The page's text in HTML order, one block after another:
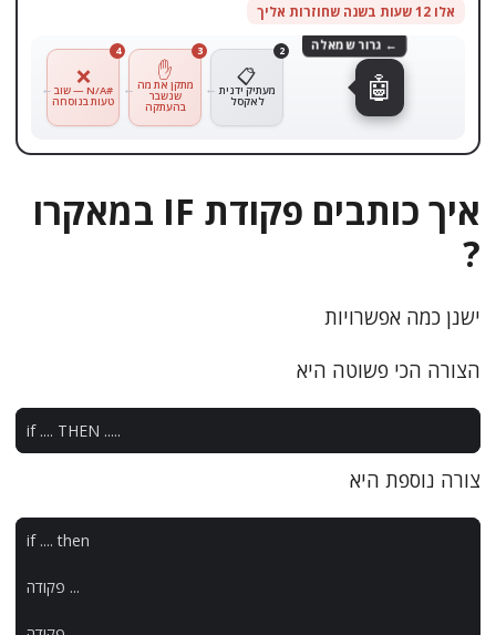
אלו 12 שעות בשנה שחוזרות אליך
4
❌
#N/A — שוב
טעות בנוסחה
3
✋
מתקן את מה
שנשבר
בהעתקה
2
📋
מעתיק ידנית
לאקסל
1
מוריד את
← גרור שמאלה
איך כותבים פקודת IF במאקרו
?
ישנן כמה אפשרויות
הצורה הכי פשוטה היא
if .... THEN .....
צורה נוספת היא
if .... then
פקודה ...